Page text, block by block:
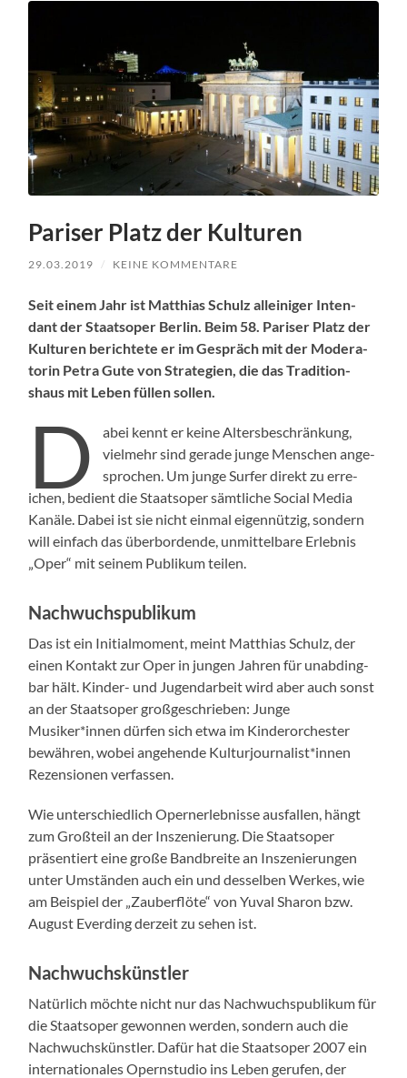
Pariser Platz der Kulturen
29.03.2019 / KEINE KOMMENTARE
Seit einem Jahr ist Matthias Schulz alleiniger Inten­
dant der Staat­sop­er Berlin. Beim 58. Paris­er Platz der
Kul­turen berichtete er im Gespräch mit der Mod­er­a­
torin Petra Gute von Strate­gien, die das Tra­di­tion­
shaus mit Leben füllen sollen.
D
abei ken­nt er keine Alters­beschränkung,
vielmehr sind ger­ade junge Men­schen ange­
sprochen. Um junge Surfer direkt zu erre­
ichen, bedi­ent die Staat­sop­er sämtliche Social Media
Kanäle. Dabei ist sie nicht ein­mal eigen­nützig, son­dern
will ein­fach das über­bor­dende, unmit­tel­bare Erleb­nis
„Oper“ mit seinem Pub­likum teilen.
Nachwuchspublikum
Das ist ein Ini­tial­mo­ment, meint Matthias Schulz, der
einen Kon­takt zur Oper in jun­gen Jahren für unab­d­ing­
bar hält. Kinder- und Jugen­dar­beit wird aber auch son­st
an der Staat­sop­er großgeschrieben: Junge
Musiker*innen dür­fen sich etwa im Kinderorch­ester
bewähren, wobei ange­hende Kulturjournalist*innen
Rezen­sio­nen ver­fassen.
Wie unter­schiedlich Opern­er­leb­nisse aus­fall­en, hängt
zum Großteil an der Insze­nierung. Die Staat­sop­er
präsen­tiert eine große Band­bre­ite an Insze­nierun­gen
unter Umstän­den auch ein und des­sel­ben Werkes, wie
am Beispiel der „Zauber­flöte“ von Yuval Sharon bzw.
August Everd­ing derzeit zu sehen ist.
Nachwuchskünstler
Natür­lich möchte nicht nur das Nach­wuch­spub­likum für
die Staat­sop­er gewon­nen wer­den, son­dern auch die
Nach­wuch­skün­stler. Dafür hat die Staat­sop­er 2007 ein
inter­na­tionales Opern­stu­dio ins Leben gerufen, der